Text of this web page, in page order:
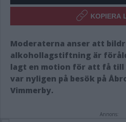
KOPIERA
Moderaterna anser att
alkohollagstiftning är
lagt en motion för att få till
var nyligen på besök på
Vimmerby.
Annons: